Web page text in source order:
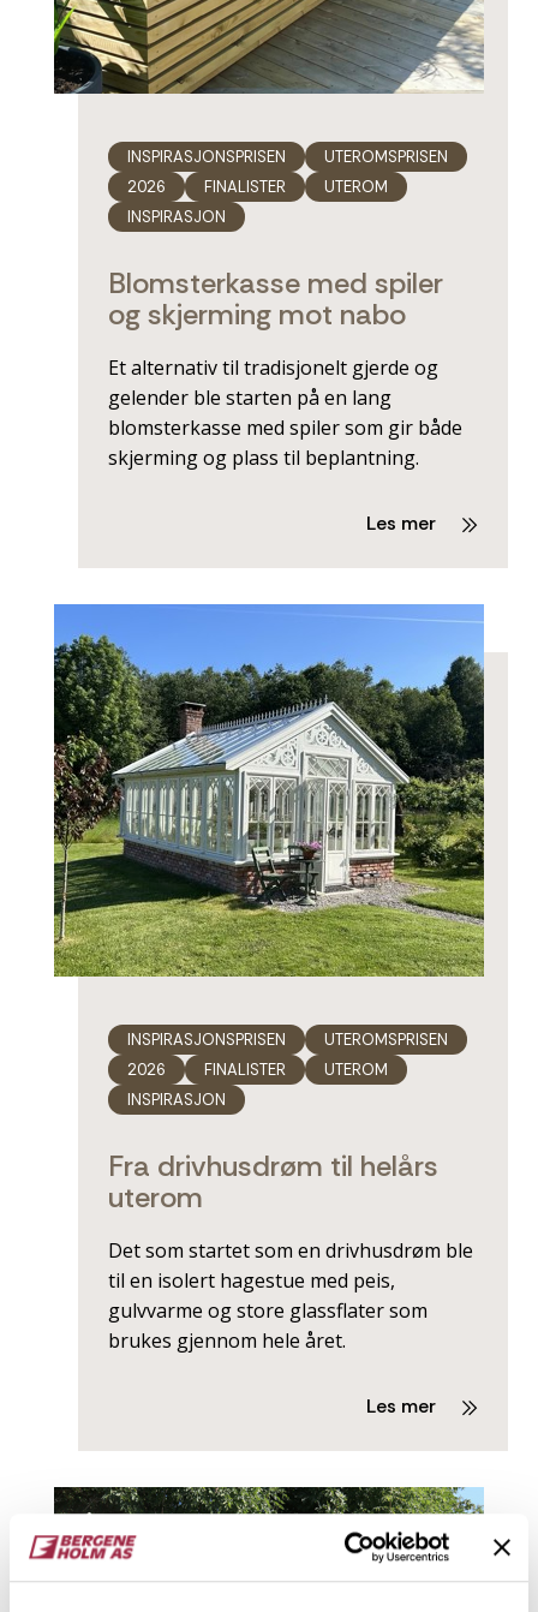
INSPIRASJONSPRISEN
UTEROMSPRISEN
2026
FINALISTER
UTEROM
INSPIRASJON
Blomsterkasse med spiler
og skjerming mot nabo
Et alternativ til tradisjonelt gjerde og
gelender ble starten på en lang
blomsterkasse med spiler som gir både
skjerming og plass til beplantning.
Les mer
INSPIRASJONSPRISEN
UTEROMSPRISEN
2026
FINALISTER
UTEROM
INSPIRASJON
Fra drivhusdrøm til helårs
uterom
Det som startet som en drivhusdrøm ble
til en isolert hagestue med peis,
gulvvarme og store glassflater som
brukes gjennom hele året.
Les mer